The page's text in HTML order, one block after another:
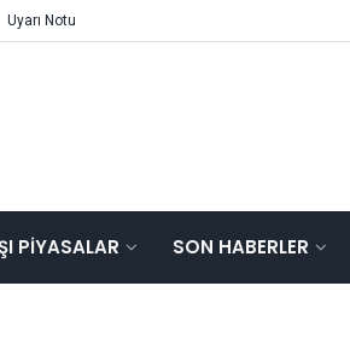
Uyarı Notu
PIYASALAR SON HABERLER